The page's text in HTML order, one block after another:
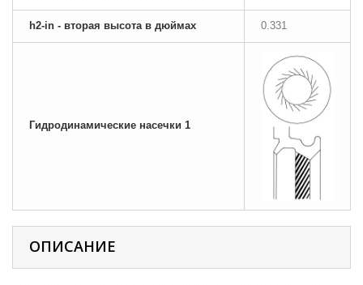
h2-in - вторая высота в дюймах 0.331
Гидродинамические насечки 1
ОПИСАНИЕ